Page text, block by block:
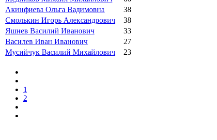
Акинфиева Ольга Вадимовна
38
Смолькин Игорь Александрович
38
Яшнев Василий Иванович
33
Василев Иван Иванович
27
Мусийчук Василий Михайлович
23
1
2